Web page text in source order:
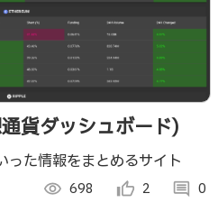
貨ダッシュボード)
った情報をまとめるサイト
visibility 698 thumb_up_alt 2 comment 0